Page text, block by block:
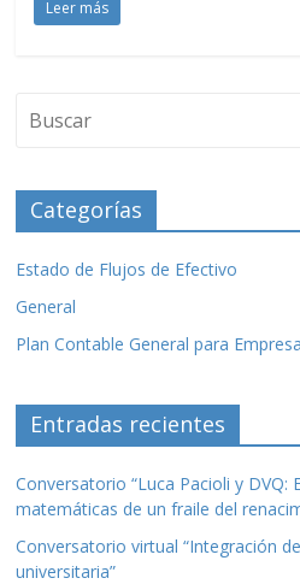
e
o
k
Leer más
Categorías
Estado de Flujos de Efectivo
General
Plan Contable General para
Entradas recientes
Conversatorio “Luca Pacioli y DVQ:
matemáticas de un fraile del
Conversatorio virtual “Integración
universitaria”